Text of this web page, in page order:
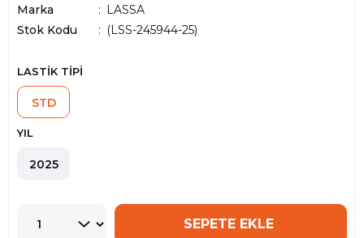
Marka
: LASSA
Stok Kodu
(LSS-245944-25)
LASTİK TİPİ
STD
YIL
2025